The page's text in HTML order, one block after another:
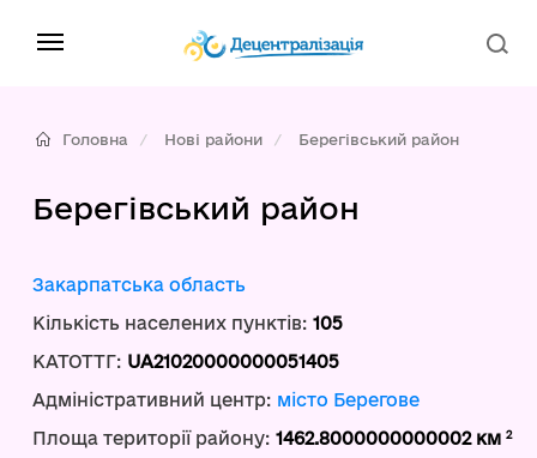
Головна Нові райони Берегівський район
Берегівський район
Закарпатська область
Кількість населених пунктів: 105
КАТОТТГ: UA21020000000051405
Адміністративний центр: місто Берегове
Площа території району: 1462.8000000000002 км 2